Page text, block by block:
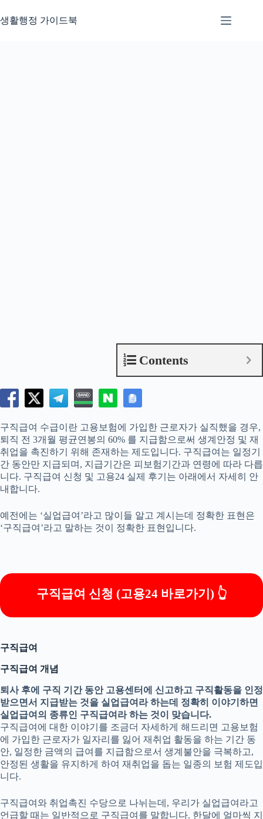
문
생활행정 가이드북
Contents
구직급여 수급이란 고용보험에 가입한 근로자가 실직했을 경우,
퇴직 전 3개월 평균연봉의 60% 를 지급함으로써 생계안정 및 재
취업을 촉진하기 위해 존재하는 제도입니다. 구직급여는 일정기
간 동안만 지급되며, 지급기간은 피보험기간과 연령에 따라 다릅
니다. 구직급여 신청 및 고용24 실제 후기는 아래에서 자세히 안
내합니다.
예전에는 ‘실업급여’라고 많이들 알고 계시는데 정확한 표현은
‘구직급여’라고 말하는 것이 정확한 표현입니다.
구직급여 신청 (고용24 바로가기) 👆
구직급여
구직급여 개념
퇴사 후에 구직 기간 동안 고용센터에 신고하고 구직활동을 인정
받으면서 지급받는 것을 실업급여라 하는데 정확히 이야기하면
실업급여의 종류인 구직급여라 하는 것이 맞습니다.
구직급여에 대한 이야기를 조금더 자세하게 해드리면 고용보험
에 가입한 근로자가 일자리를 잃어 재취업 활동을 하는 기간 동
안, 일정한 금액의 급여를 지급함으로서 생계불안을 극복하고,
안정된 생활을 유지하게 하여 재취업을 돕는 일종의 보험 제도입
니다.
​구직급여와 취업촉진 수당으로 나뉘는데, 우리가 실업급여라고
언급할 때는 일반적으로 구직급여를 말합니다. 한달에 얼마씩 지